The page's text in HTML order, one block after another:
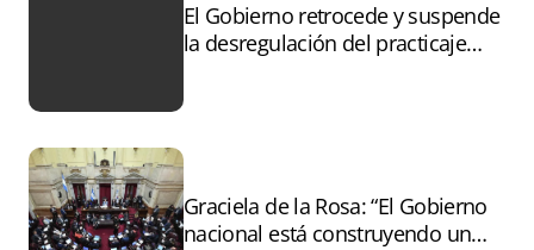
El Gobierno retrocede y suspende
la desregulación del practicaje
Graciela de la Rosa: “El Gobierno
nacional está construyendo un